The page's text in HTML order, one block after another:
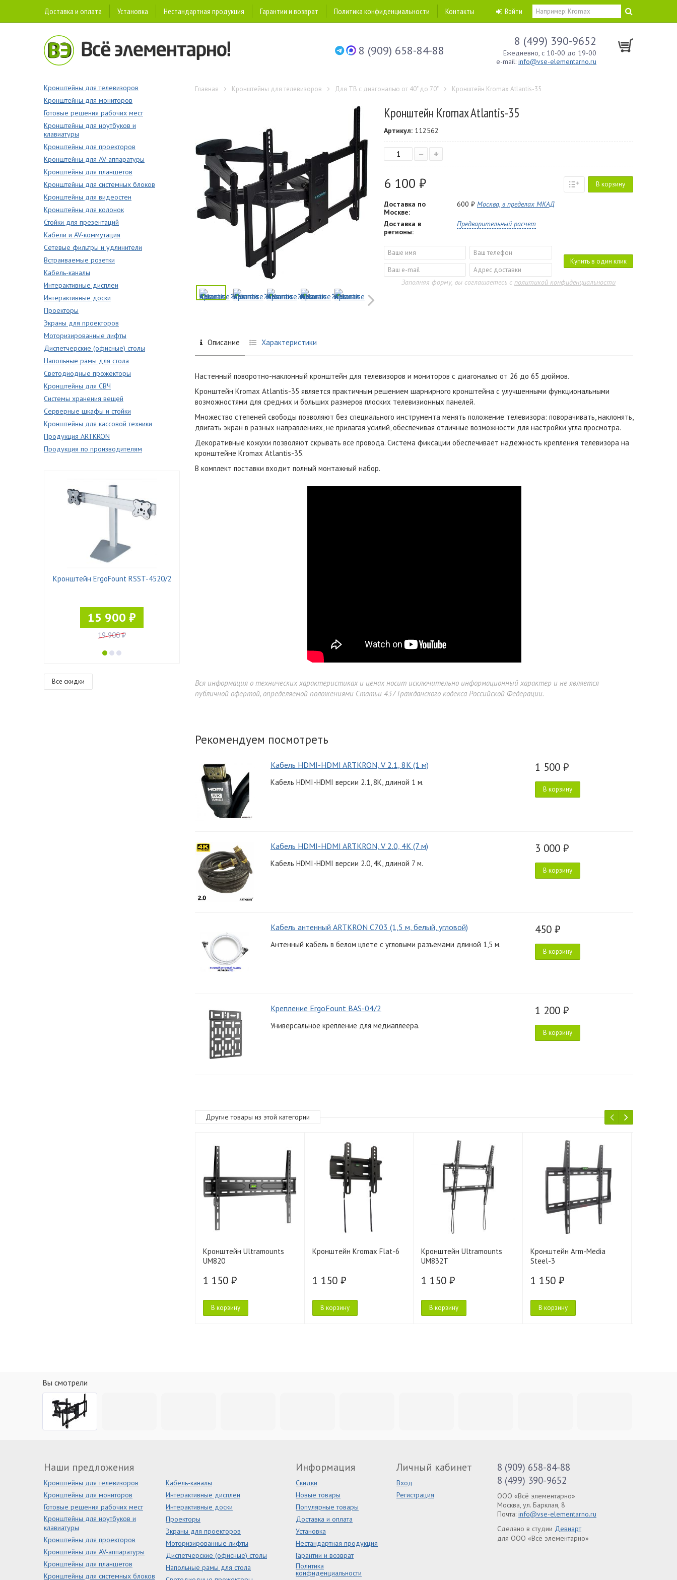
Доставка и оплата Установка Нестандартная продукция Гарантии и возврат Политика конфиденциальности Контакты Войти
8 (909) 658-84-88
8 (499) 390-9652
Ежедневно, с 10-00 до 19-00
e-mail: info@vse-elementarno.ru
Кронштейны для телевизоров
Кронштейны для мониторов
Готовые решения рабочих мест
Кронштейны для ноутбуков и
клавиатуры
Кронштейны для проекторов
Кронштейны для AV-аппаратуры
Кронштейны для планшетов
Кронштейны для системных блоков
Кронштейны для видеостен
Кронштейны для колонок
Стойки для презентаций
Кабели и AV-коммутация
Сетевые фильтры и удлинители
Встраиваемые розетки
Кабель-каналы
Интерактивные дисплеи
Интерактивные доски
Проекторы
Экраны для проекторов
Моторизированные лифты
Диспетчерские (офисные) столы
Напольные рамы для стола
Светодиодные прожекторы
Кронштейны для СВЧ
Системы хранения вещей
Серверные шкафы и стойки
Кронштейны для кассовой техники
Продукция ARTKRON
Продукция по производителям
Кронштейн ErgoFount RSST-4520/2
15 900 ₽
19 900 ₽
Все скидки
Главная Кронштейны для телевизоров Для ТВ с диагональю от 40" до 70" Кронштейн Kromax Atlantis-35
Кронштейн Kromax Atlantis-35
Артикул: 112562
– +
6 100 ₽ В корзину
Доставка по
Москве:
600 ₽ Москва, в пределах МКАД
Доставка в
регионы:
Предварительный расчет
Купить в один клик
Заполняя форму, вы соглашаетесь с политикой конфиденциальности
Описание Характеристики
Настенный поворотно-наклонный кронштейн для телевизоров и мониторов с диагональю от 26 до 65 дюймов.
Кронштейн Kromax Atlantis-35 является практичным решением шарнирного кронштейна с улучшенными функциональными
возможностями для средних и больших размеров плоских телевизионных панелей.
Множество степеней свободы позволяют без специального инструмента менять положение телевизора: поворачивать, наклонять,
двигать экран в разных направлениях, не прилагая усилий, обеспечивая отличные возможности для настройки угла просмотра.
Декоративные кожухи позволяют скрывать все провода. Система фиксации обеспечивает надежность крепления телевизора на
кронштейне Kromax Atlantis-35.
В комплект поставки входит полный монтажный набор.
Вся информация о технических характеристиках и ценах носит исключительно информационный характер и не является
публичной офертой, определяемой положениями Статьи 437 Гражданского кодекса Российской Федерации.
Рекомендуем посмотреть
Кабель HDMI-HDMI ARTKRON, V 2.1, 8K (1 м)
Кабель HDMI-HDMI версии 2.1, 8K, длиной 1 м.
1 500 ₽
В корзину
Кабель HDMI-HDMI ARTKRON, V 2.0, 4K (7 м)
Кабель HDMI-HDMI версии 2.0, 4K, длиной 7 м.
3 000 ₽
В корзину
Кабель антенный ARTKRON C703 (1,5 м, белый, угловой)
Антенный кабель в белом цвете с угловыми разъемами длиной 1,5 м.
450 ₽
В корзину
Крепление ErgoFount BAS-04/2
Универсальное крепление для медиаплеера.
1 200 ₽
В корзину
Другие товары из этой категории
Кронштейн Ultramounts
UM820
1 150 ₽
В корзину
Кронштейн Kromax Flat-6
1 150 ₽
В корзину
Кронштейн Ultramounts
UM832T
1 150 ₽
В корзину
Кронштейн Arm-Media
Steel-3
1 150 ₽
В корзину
Вы смотрели
Наши предложения
Кронштейны для телевизоров
Кронштейны для мониторов
Готовые решения рабочих мест
Кронштейны для ноутбуков и
клавиатуры
Кронштейны для проекторов
Кронштейны для AV-аппаратуры
Кронштейны для планшетов
Кронштейны для системных блоков
Кабель-каналы
Интерактивные дисплеи
Интерактивные доски
Проекторы
Экраны для проекторов
Моторизированные лифты
Диспетчерские (офисные) столы
Напольные рамы для стола
Информация
Скидки
Новые товары
Популярные товары
Доставка и оплата
Установка
Нестандартная продукция
Гарантии и возврат
Политика
конфиденциальности
Личный кабинет
Вход
Регистрация
8 (909) 658-84-88
8 (499) 390-9652
ООО «Всё элементарно»
Москва, ул. Барклая, 8
Почта: info@vse-elementarno.ru
Сделано в студии Девиарт
для ООО «Всё элементарно»